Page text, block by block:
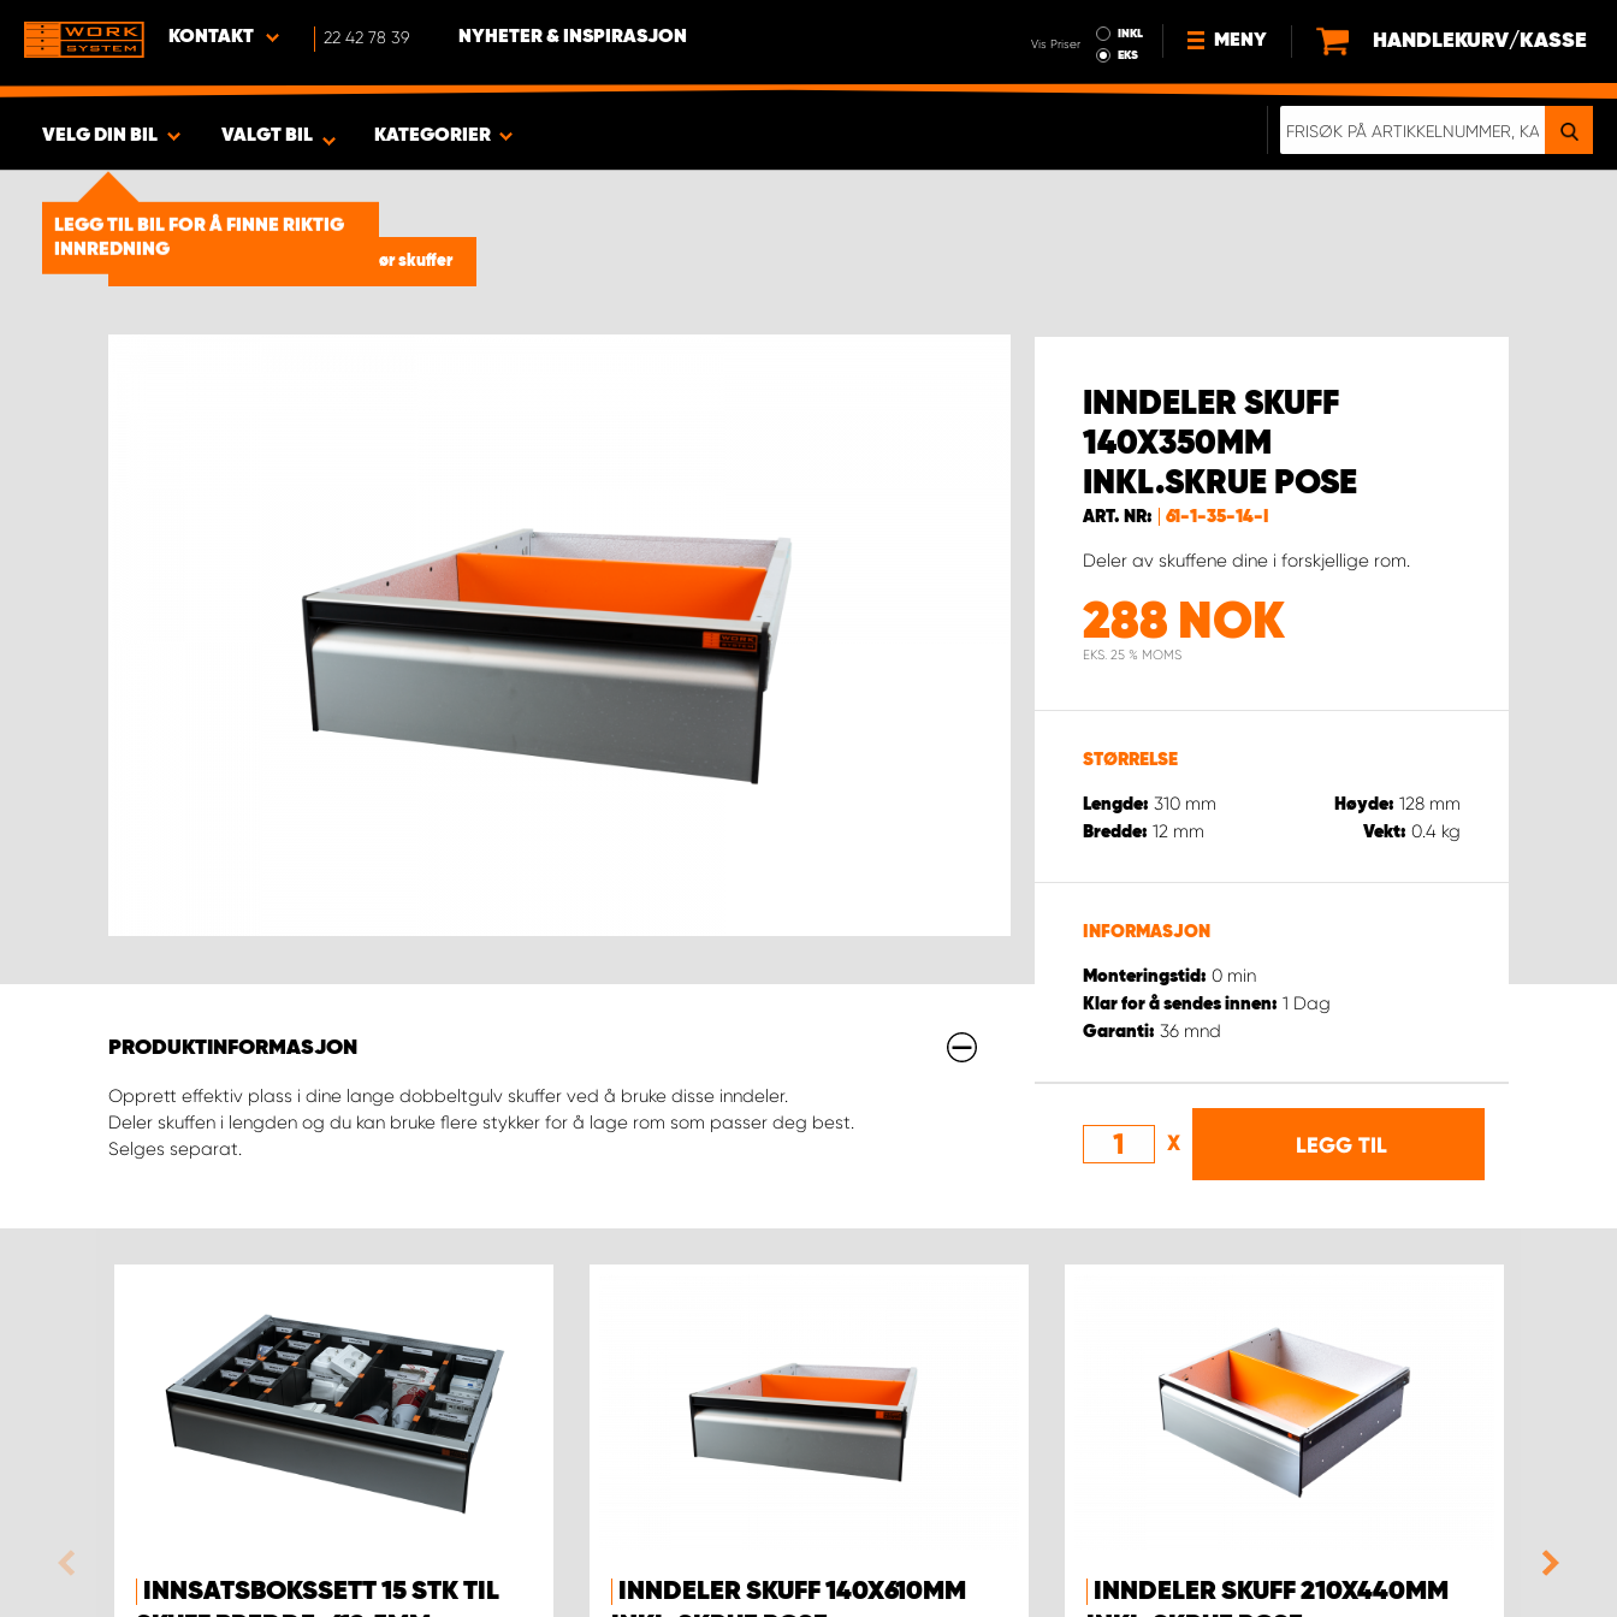
KONTAKT 22 42 78 39 NYHETER & INSPIRASJON Vis Priser
INKL
EKS
MENY
NYHETER
RAMMEAVTALE PÅ INNREDNING
HANDLEKURV/KASSE
VELG DIN BIL
LEGG TIL BIL FOR Å FINNE RIKTIG
INNREDNING
VISA RESULTAT - 1924PRODUKTER
VALGT BIL KATEGORIER
Tilbehør skuffer
INNDELER SKUFF
140X350MM
INKL.SKRUE POSE
ART. NR: 61-1-35-14-I
Deler av skuffene dine i forskjellige rom.
288 NOK
EKS. 25 % MOMS
STØRRELSE
Lengde: 310 mm Høyde: 128 mm
Bredde: 12 mm Vekt: 0.4 kg
INFORMASJON
Monteringstid: 0 min
Klar for å sendes innen: 1 Dag
Garanti: 36 mnd
X LEGG TIL
PRODUKTINFORMASJON
Opprett effektiv plass i dine lange dobbeltgulv skuffer ved å bruke disse inndeler.
Deler skuffen i lengden og du kan bruke flere stykker for å lage rom som passer deg best.
Selges separat.
INNSATSBOKSSETT 15 STK TIL
INNDELER SKUFF 140X610MM
INNDELER SKUFF 210X440MM